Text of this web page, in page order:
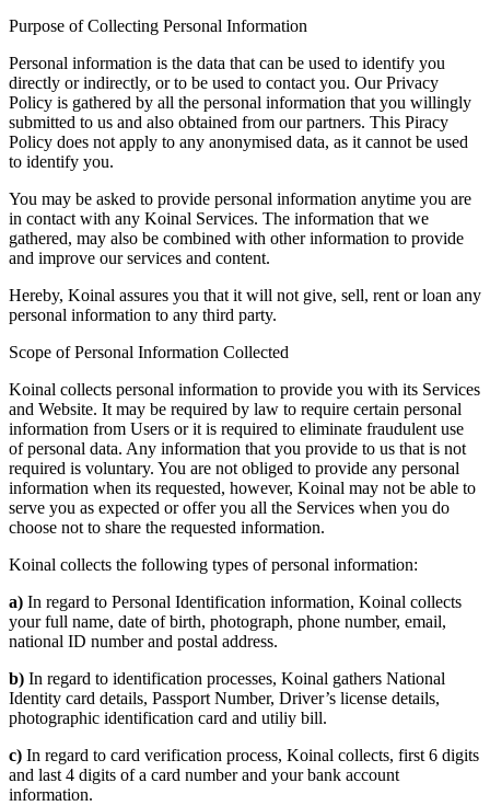
Purpose of Collecting Personal Information
Personal information is the data that can be used to identify you
directly or indirectly, or to be used to contact you. Our Privacy
Policy is gathered by all the personal information that you willingly
submitted to us and also obtained from our partners. This Piracy
Policy does not apply to any anonymised data, as it cannot be used
to identify you.
You may be asked to provide personal information anytime you are
in contact with any Koinal Services. The information that we
gathered, may also be combined with other information to provide
and improve our services and content.
Hereby, Koinal assures you that it will not give, sell, rent or loan any
personal information to any third party.
Scope of Personal Information Collected
Koinal collects personal information to provide you with its Services
and Website. It may be required by law to require certain personal
information from Users or it is required to eliminate fraudulent use
of personal data. Any information that you provide to us that is not
required is voluntary. You are not obliged to provide any personal
information when its requested, however, Koinal may not be able to
serve you as expected or offer you all the Services when you do
choose not to share the requested information.
Koinal collects the following types of personal information:
a) In regard to Personal Identification information, Koinal collects
your full name, date of birth, photograph, phone number, email,
national ID number and postal address.
b) In regard to identification processes, Koinal gathers National
Identity card details, Passport Number, Driver’s license details,
photographic identification card and utiliy bill.
c) In regard to card verification process, Koinal collects, first 6 digits
and last 4 digits of a card number and your bank account
information.